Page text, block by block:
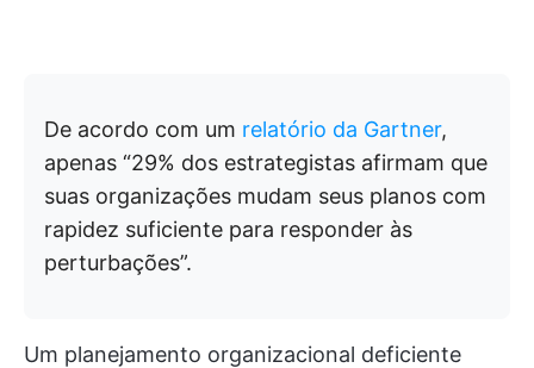
De acordo com um relatório da Gartner,
apenas “29% dos estrategistas afirmam que
suas organizações mudam seus planos com
rapidez suficiente para responder às
perturbações”.
Um planejamento organizacional deficiente